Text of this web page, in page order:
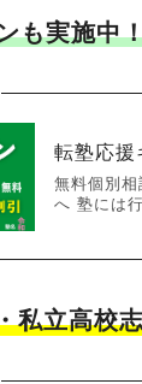
も実施中
転塾応援
無料個別
へ 塾には
私立高校